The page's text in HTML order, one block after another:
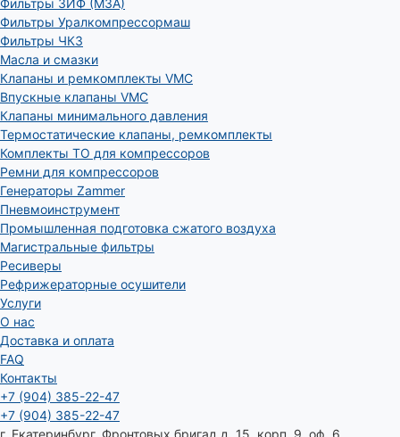
Фильтры ЗИФ (МЗА)
Фильтры Уралкомпрессормаш
Фильтры ЧКЗ
Масла и смазки
Клапаны и ремкомплекты VMC
Впускные клапаны VMC
Клапаны минимального давления
Термостатические клапаны, ремкомплекты
Комплекты ТО для компрессоров
Ремни для компрессоров
Генераторы Zammer
Пневмоинструмент
Промышленная подготовка сжатого воздуха
Магистральные фильтры
Ресиверы
Рефрижераторные осушители
Услуги
О нас
Доставка и оплата
FAQ
Контакты
+7 (904) 385-22-47
+7 (904) 385-22-47
г. Екатеринбург, Фронтовых бригад д. 15, корп. 9, оф. 6